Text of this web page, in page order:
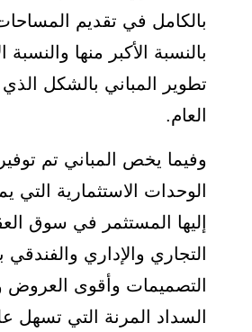
بالكامل في تقديم
بالنسبة الأكبر منها
تطوير المباني بالشكل
العام.
وفيما يخص المباني تم
الوحدات الاستثمارية التي
إليها المستثمر في سوق
التجاري والإداري
التصميمات وأقوى العروض
السداد المرنة التي تسهل